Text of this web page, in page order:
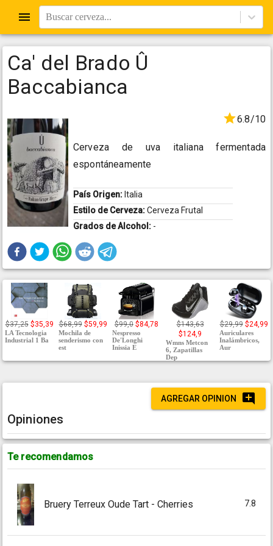
Buscar cerveza...
Ca' del Brado Û
Baccabianca
6.8/10
Cerveza de uva italiana fermentada
espontáneamente
País Origen: Italia
Estilo de Cerveza:Cerveza Frutal
Grados de Alcohol: -
$37,25 $35,39
LA Tecnologia
Industrial 1 Ba
$68,99 $59,99
Mochila de
senderismo con
est
$99,0 $84,78
Nespresso
De'Longhi
Inissia E
$143,63
$124,9
Wmns Metcon
6, Zapatillas
Dep
$29,99 $24,99
Auriculares
Inalámbricos,
Aur
AGREGAR OPINION
Opiniones
Te recomendamos
Bruery Terreux Oude Tart - Cherries 7.8